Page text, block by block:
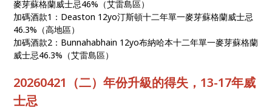
麥芽蘇格蘭威士忌46%（艾雷島區）
加碼酒款1：Deaston 12yo汀斯頓十二年單一麥芽蘇格蘭威士忌
46.3%（高地區）
加碼酒款2：Bunnahabhain 12yo布納哈本十二年單一麥芽蘇格蘭
威士忌46.3%（艾雷島區）
20260421（二）年份升級的得失，13-17年威
士忌